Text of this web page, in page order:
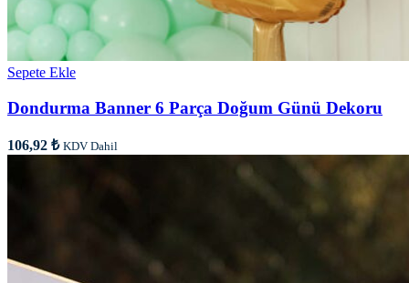
Sepete Ekle
Dondurma Banner 6 Parça Doğum Günü Dekoru
106,92 ₺ KDV Dahil